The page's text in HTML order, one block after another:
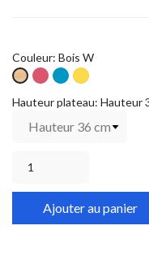
Couleur: Bois W
Bois
W
Fuchsia
W
Bleu
W
Jaune
W
Hauteur plateau: Hauteur
Ajouter au panier